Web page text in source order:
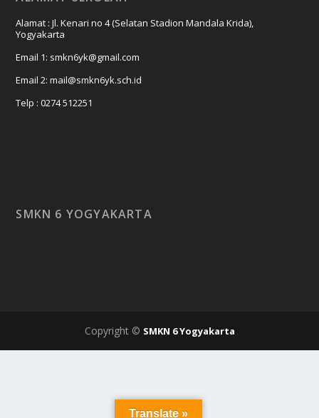
Alamat : Jl. Kenari no 4 (Selatan Stadion Mandala Krida),
Yogyakarta
Email 1: smkn6yk@gmail.com
Email 2: mail@smkn6yk.sch.id
Telp : 0274 512251
SMKN 6 YOGYAKARTA
Copyright © SMKN 6 Yogyakarta
Translate »